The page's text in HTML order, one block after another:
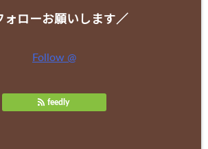
ォローお願いします／
Follow @
feedly